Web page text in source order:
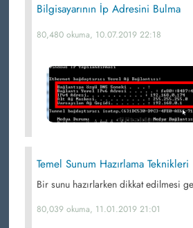
Bilgisayarının İp Adresini Bulma
80,480 okuma, 10.07.2019 22:18
Temel Sunum Hazırlama Teknikleri
Bir sunu hazırlarken dikkat edilmesi
80,039 okuma, 11.01.2019 21:01